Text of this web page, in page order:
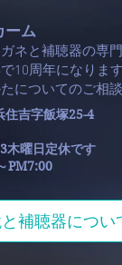
ーム
ネと補聴器の専
10周年になりま
についてのご相
補聴器につい
住吉字飯塚25-4
木曜日定休です
PM7:00